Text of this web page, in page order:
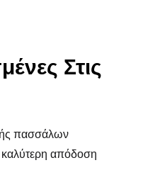
Στις
πασσάλων
απόδοση